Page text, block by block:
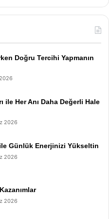
Doğru Tercihi Yapmanın
ile Her Anı Daha Değerli Hale
2026
Günlük Enerjinizi Yükseltin
2026
2026